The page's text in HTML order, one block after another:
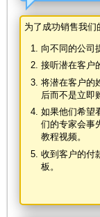
为了成功销售我们
向不同的公司
接听潜在客户
将潜在客户的
后而不是立即
如果他们希望
们的专家会事
教程视频。
收到客户的付
板。